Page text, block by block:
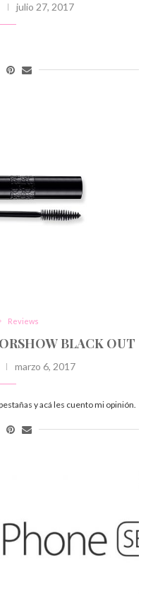
julio 27, 2017
Reviews
BLACK OUT
marzo 6, 2017
y acá les cuento mi opinión.